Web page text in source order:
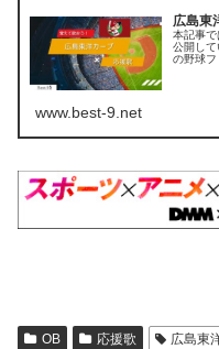
広島東
本記事
公開して
の野球フ
www.best-9.net
OB 応援歌 広島東